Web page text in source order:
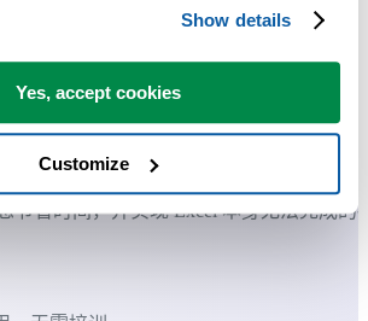
Show details
Yes, accept cookies
Customize
Excel 内置的实用工具
作时间，简单高效。
节省时间，并实现 Excel 本身无法完成的